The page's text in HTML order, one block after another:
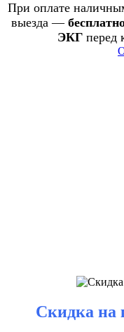
При оплате
выезда —
ЭКГперед
Скидка на